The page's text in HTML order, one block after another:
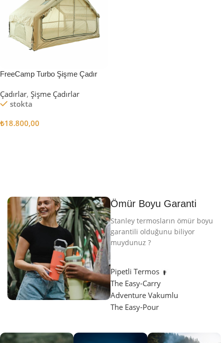
FreeCamp Turbo Şişme Çadır
Çadırlar, Şişme Çadırlar
stokta
₺18.800,00
Ömür Boyu Garanti
Stanley termosların ömür boyu
garantili olduğunu biliyor
muydunuz ?
Pipetli Termos
The Easy-Carry
Adventure Vakumlu
The Easy-Pour